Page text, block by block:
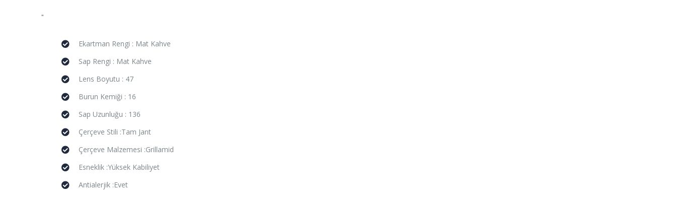
"
Ekartman Rengi : Mat Kahve
Sap Rengi : Mat Kahve
Lens Boyutu : 47
Burun Kemiği : 16
Sap Uzunluğu : 136
Çerçeve Stili :Tam Jant
Çerçeve Malzemesi :Grillamid
Esneklik :Yüksek Kabiliyet
Antialerjik :Evet